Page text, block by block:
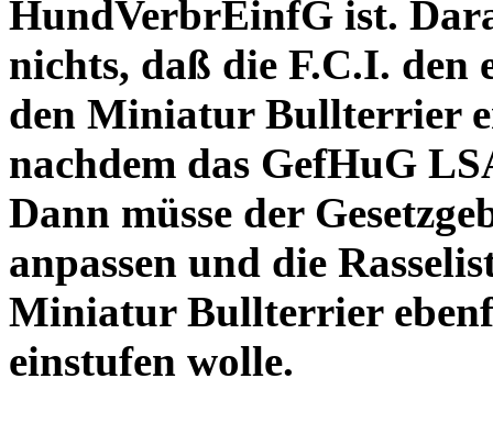
HundVerbrEinfG ist.
nichts, daß die F.C.I. den
den Miniatur Bullterrier
nachdem das GefHuG
Dann müsse der
anpassen und die
Miniatur Bullterrier
einstufen wolle.